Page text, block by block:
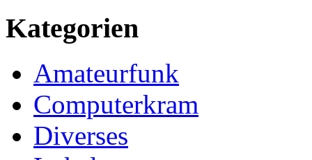
Kategorien
Amateurfunk
Computerkram
Diverses